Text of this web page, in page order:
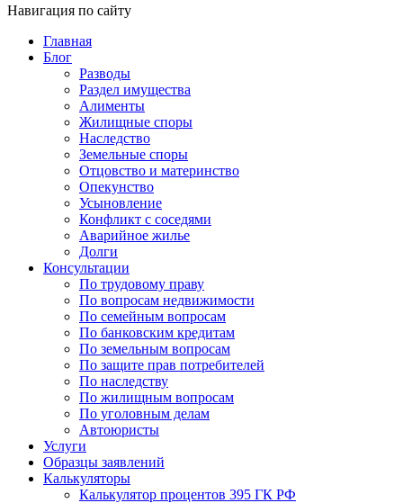
Навигация по сайту
Главная
Блог
Разводы
Раздел имущества
Алименты
Жилищные споры
Наследство
Земельные споры
Отцовство и материнство
Опекунство
Усыновление
Конфликт с соседями
Аварийное жилье
Долги
Консультации
По трудовому праву
По вопросам недвижимости
По семейным вопросам
По банковским кредитам
По земельным вопросам
По защите прав потребителей
По наследству
По жилищным вопросам
По уголовным делам
Автоюристы
Услуги
Образцы заявлений
Калькуляторы
Калькулятор процентов 395 ГК РФ